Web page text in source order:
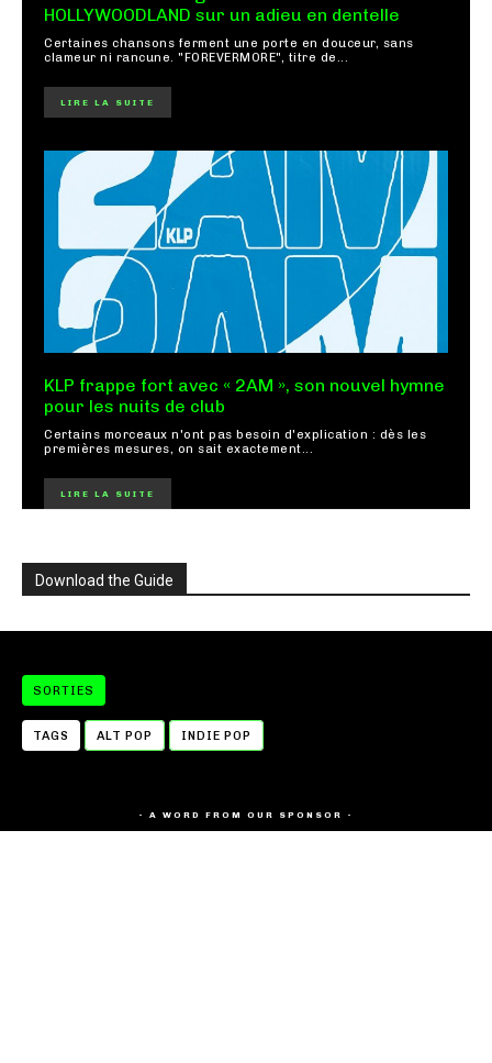
HOLLYWOODLAND sur un adieu en dentelle
Certaines chansons ferment une porte en douceur, sans
clameur ni rancune. "FOREVERMORE", titre de...
LIRE LA SUITE
KLP frappe fort avec « 2AM », son nouvel hymne
pour les nuits de club
Certains morceaux n'ont pas besoin d'explication : dès les
premières mesures, on sait exactement...
LIRE LA SUITE
Download the Guide
SORTIES
TAGS ALT POP INDIE POP
- A WORD FROM OUR SPONSOR -